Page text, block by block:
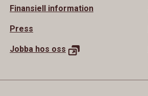
Finansiell information
Press
Jobba hos oss